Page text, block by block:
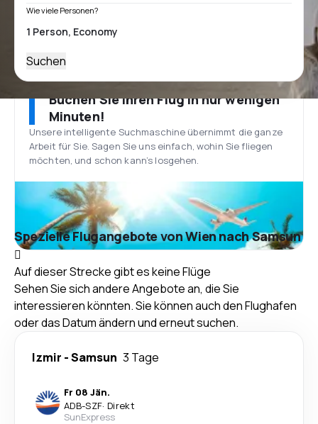
Wie viele Personen?
Suchen
Buchen Sie Ihren Flug in nur wenigen
Minuten!
Unsere intelligente Suchmaschine übernimmt die ganze
Arbeit für Sie. Sagen Sie uns einfach, wohin Sie fliegen
möchten, und schon kann’s losgehen.
Spezielle Flugangebote von Wien nach Samsun
Auf dieser Strecke gibt es keine Flüge
Sehen Sie sich andere Angebote an, die Sie
interessieren könnten. Sie können auch den Flughafen
oder das Datum ändern und erneut suchen.
Izmir -Samsun 3 Tage
Fr 08 Jän.
ADB-SZF· Direkt
SunExpress